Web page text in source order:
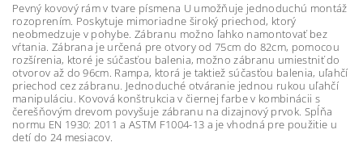
Pevný kovový rám v tvare písmena U umožňuje jednoduchú montáž
rozoprením. Poskytuje mimoriadne široký priechod, ktorý
neobmedzuje v pohybe. Zábranu možno ľahko namontovať bez
vŕtania. Zábrana je určená pre otvory od 75cm do 82cm, pomocou
rozšírenia, ktoré je súčasťou balenia, možno zábranu umiestniť do
otvorov až do 96cm. Rampa, ktorá je taktiež súčasťou balenia, uľahčí
priechod cez zábranu. Jednoduché otváranie jednou rukou uľahčí
manipuláciu. Kovová konštrukcia v čiernej farbe v kombinácii s
čerešňovým drevom povyšuje zábranu na dizajnový prvok. Spĺňa
normu EN 1930: 2011 a ASTM F1004-13 a je vhodná pre použitie u
detí do 24 mesiacov.